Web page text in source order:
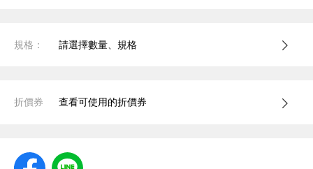
規格： 請選擇數量、規格
折價券 查看可使用的折價券